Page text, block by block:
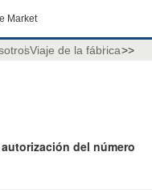
Market
Viaje de la fábrica>>
del número